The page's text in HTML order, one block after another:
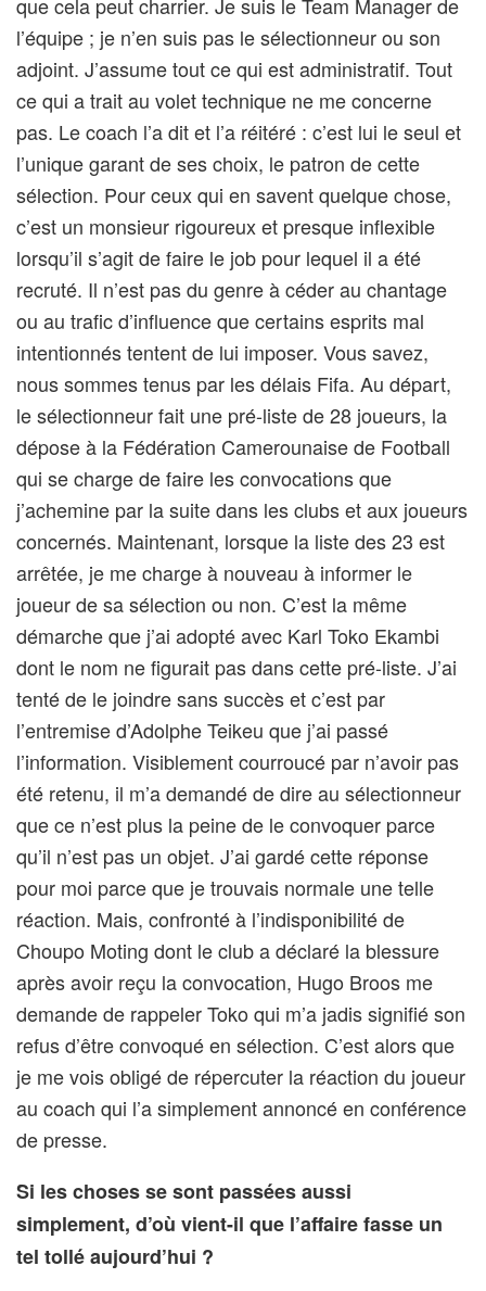
l’équipe ; je n’en suis pas le sélectionneur ou son
adjoint. J’assume tout ce qui est administratif. Tout
ce qui a trait au volet technique ne me concerne
pas. Le coach l’a dit et l’a réitéré : c’est lui le seul et
l’unique garant de ses choix, le patron de cette
sélection. Pour ceux qui en savent quelque chose,
c’est un monsieur rigoureux et presque inflexible
lorsqu’il s’agit de faire le job pour lequel il a été
recruté. Il n’est pas du genre à céder au chantage
ou au trafic d’influence que certains esprits mal
intentionnés tentent de lui imposer. Vous savez,
nous sommes tenus par les délais Fifa. Au départ,
le sélectionneur fait une pré-liste de 28 joueurs, la
dépose à la Fédération Camerounaise de Football
qui se charge de faire les convocations que
j’achemine par la suite dans les clubs et aux joueurs
concernés. Maintenant, lorsque la liste des 23 est
arrêtée, je me charge à nouveau à informer le
joueur de sa sélection ou non. C’est la même
démarche que j’ai adopté avec Karl Toko Ekambi
dont le nom ne figurait pas dans cette pré-liste. J’ai
tenté de le joindre sans succès et c’est par
l’entremise d’Adolphe Teikeu que j’ai passé
l’information. Visiblement courroucé par n’avoir pas
été retenu, il m’a demandé de dire au sélectionneur
que ce n’est plus la peine de le convoquer parce
qu’il n’est pas un objet. J’ai gardé cette réponse
pour moi parce que je trouvais normale une telle
réaction. Mais, confronté à l’indisponibilité de
Choupo Moting dont le club a déclaré la blessure
après avoir reçu la convocation, Hugo Broos me
demande de rappeler Toko qui m’a jadis signifié son
refus d’être convoqué en sélection. C’est alors que
je me vois obligé de répercuter la réaction du joueur
au coach qui l’a simplement annoncé en conférence
de presse.
Si les choses se sont passées aussi
simplement, d’où vient-il que l’affaire fasse un
tel tollé aujourd’hui ?